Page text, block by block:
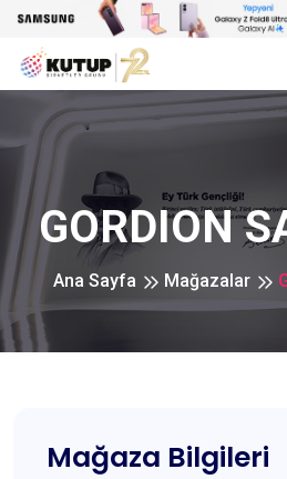
GORDION
Ana Sayfa Mağazalar
Mağaza Bilgileri